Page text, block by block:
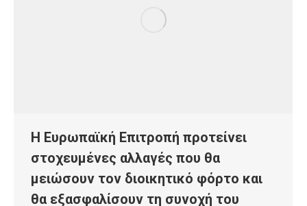
Η Ευρωπαϊκή Επιτροπή προτείνει
στοχευμένες αλλαγές που θα
μειώσουν τον διοικητικό φόρτο και
θα εξασφαλίσουν τη συνοχή του